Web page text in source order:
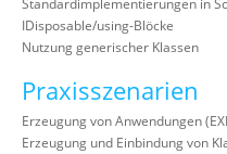
Standardimplementierungen in
IDisposable/using-Blöcke
Nutzung generischer Klassen
Praxisszenarien
Erzeugung von Anwendungen
Erzeugung und Einbindung von